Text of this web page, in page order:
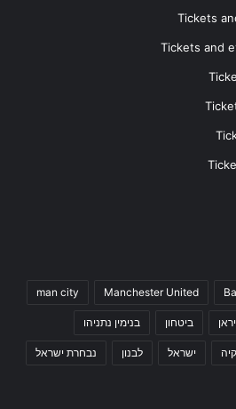
Tickets
Tickets and
Manchester United
man city
ביטחון בנימין נתניהו
ישראל לבנון נבחרת ישראל